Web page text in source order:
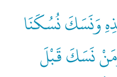
وَنَسَكَ نُسُكَنَا
نَسَكَ قَبْلَ